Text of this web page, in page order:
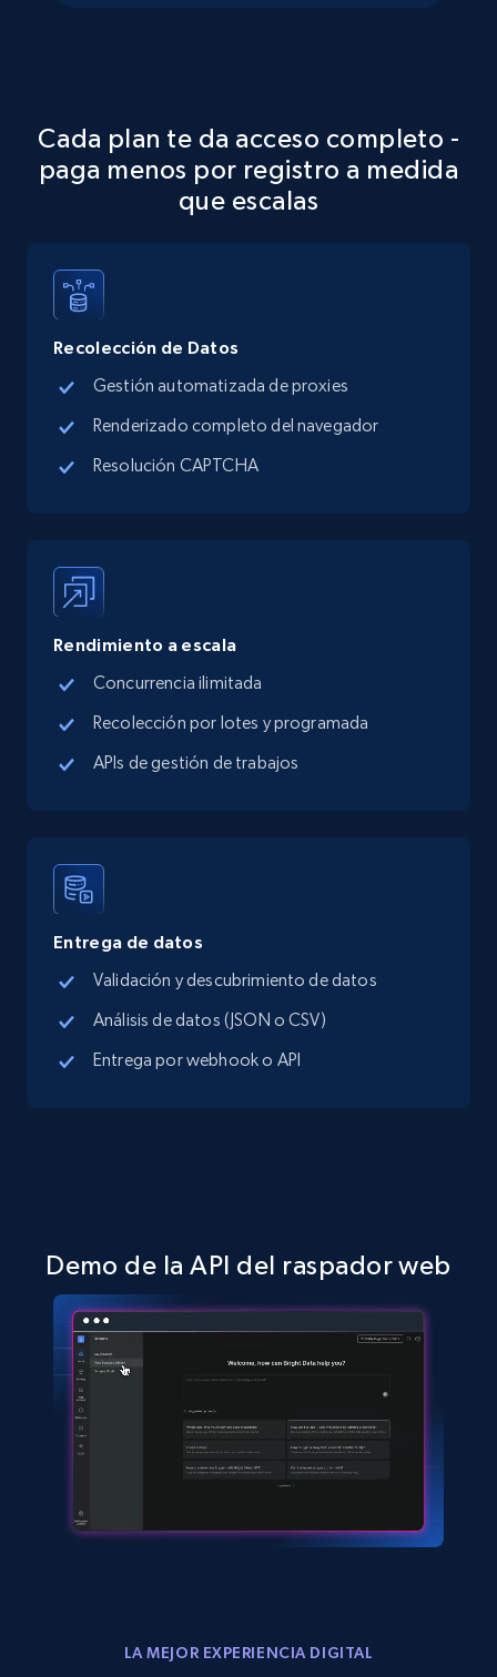
Cada plan te da acceso completo -
paga menos por registro a medida
que escalas
Recolección de Datos
Gestión automatizada de proxies
Renderizado completo del navegador
Resolución CAPTCHA
Rendimiento a escala
Concurrencia ilimitada
Recolección por lotes y programada
APIs de gestión de trabajos
Entrega de datos
Validación y descubrimiento de datos
Análisis de datos (JSON o CSV)
Entrega por webhook o API
Demo de la API del raspador web
LA MEJOR EXPERIENCIA DIGITAL